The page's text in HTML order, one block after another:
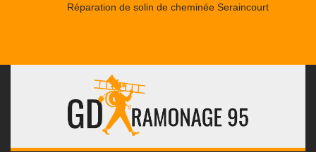
Réparation de solin de cheminée Seraincourt